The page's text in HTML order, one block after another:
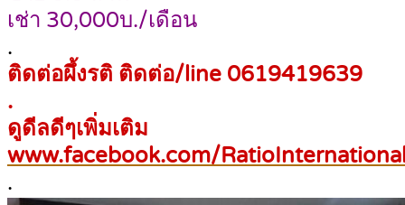
เช่า 30,000บ./เดือน
.
ติดต่อผึ้งรติ ติดต่อ/line 0619419639
.
ดูดีลดีๆเพิ่มเติม
www.facebook.com/
.